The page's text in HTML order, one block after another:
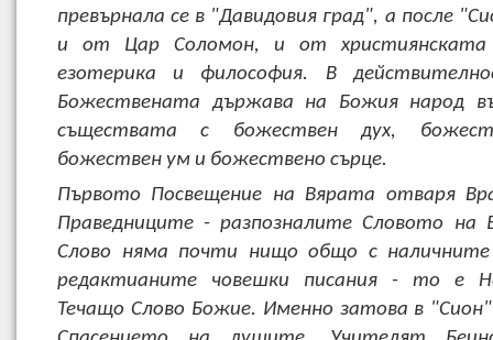
превърнала се в "Давидовия град", а после
и от Цар Соломон, и от християнската
езотерика и философия. В
Божествената държава на Божия народ
съществата с божествен дух,
божествен ум и божествено сърце.
Първото Посвещение на Вярата отваря
Праведниците - разпозналите Словото на
Слово няма почти нищо общо с
редактианите човешки писания - то е
Течащо Слово Божие. Именно затова в